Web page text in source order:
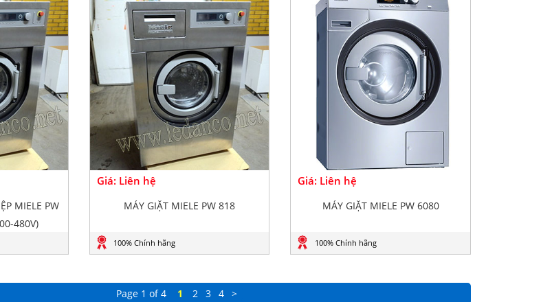
MIELE PW
480V)
Giá: Liên hệ
MÁY GIẶT MIELE PW 818
100% Chính hãng
Giá: Liên hệ
MÁY GIẶT MIELE PW 6080
100% Chính hãng
Page 1 of 4 1 2 3 4 >